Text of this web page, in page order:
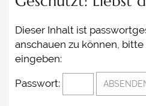
THERAPEUTISCHES REITEN
TERMINE / SEMINARE
PREISE
PLANE SELBST EINEN KURS
Dieser Inhalt ist
anschauen zu können,
eingeben:
Passwort: